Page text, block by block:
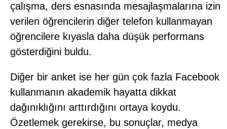
çalışma, ders esnasında mesajlaşmalarına izin
verilen öğrencilerin diğer telefon kullanmayan
öğrencilere kıyasla daha düşük performans
gösterdiğini buldu.
Diğer bir anket ise her gün çok fazla Facebook
kullanmanın akademik hayatta dikkat
dağınıklığını arttırdığını ortaya koydu.
Özetlemek gerekirse, bu sonuçlar, medya